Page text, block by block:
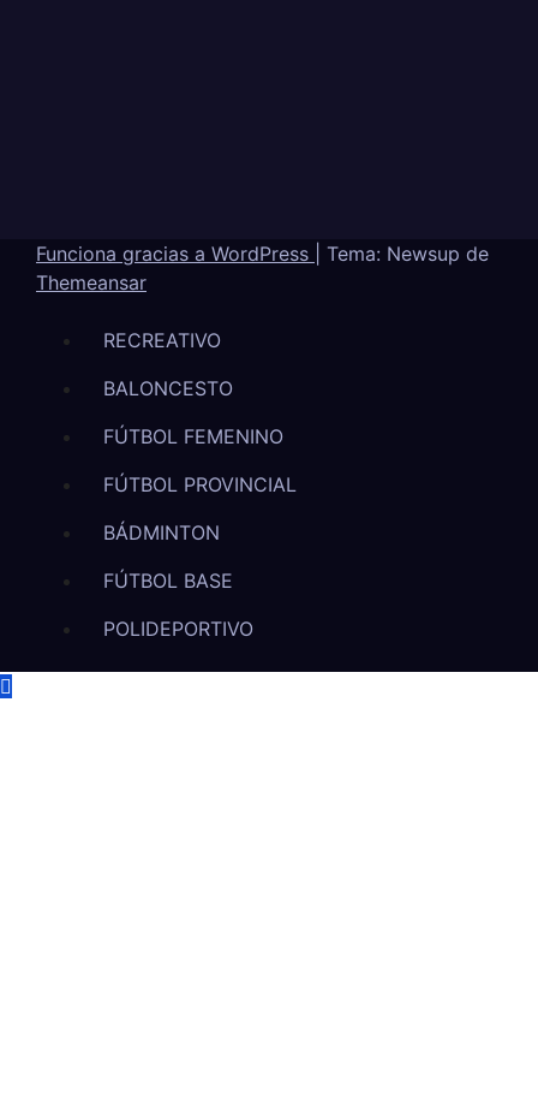
Funciona gracias a WordPress
Tema: Newsup de
Themeansar
RECREATIVO
BALONCESTO
FÚTBOL FEMENINO
FÚTBOL PROVINCIAL
BÁDMINTON
FÚTBOL BASE
POLIDEPORTIVO